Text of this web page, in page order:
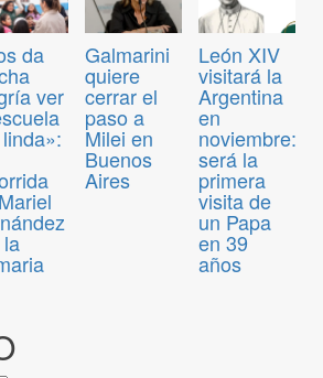
da
ver
Galmarini
quiere
cerrar el
paso a
Milei en
Buenos
Aires
León XIV
visitará la
Argentina
en
noviembre:
será la
primera
visita de
un Papa
en 39
años